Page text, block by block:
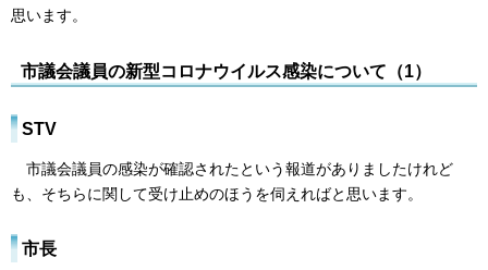
思います。
市議会議員の新型コロナウイルス感染について（1）
STV
市議会議員の感染が確認されたという報道がありましたけれど
も、そちらに関して受け止めのほうを伺えればと思います。
市長